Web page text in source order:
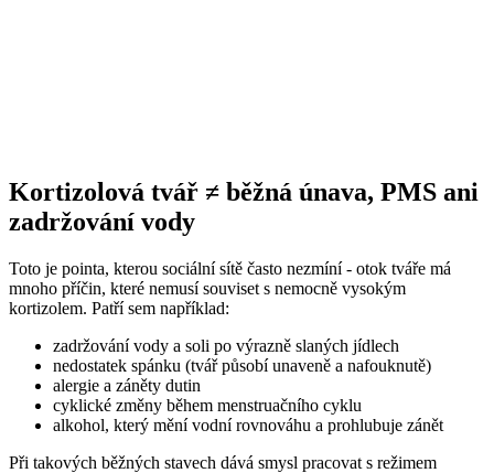
Kortizolová tvář ≠ běžná únava, PMS ani
zadržování vody
Toto je pointa, kterou sociální sítě často nezmíní - otok tváře má
mnoho příčin, které nemusí souviset s nemocně vysokým
kortizolem. Patří sem například:
zadržování vody a soli po výrazně slaných jídlech
nedostatek spánku (tvář působí unaveně a nafouknutě)
alergie a záněty dutin
cyklické změny během menstruačního cyklu
alkohol, který mění vodní rovnováhu a prohlubuje zánět
Při takových běžných stavech dává smysl pracovat s režimem